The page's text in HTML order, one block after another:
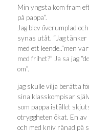
Min yngsta kom fram
på pappa”.
Jag blev överumplad
synas utåt. “Jag
med ett leende..”men
med frihet?” Ja sa jag
om”.
jag skulle vilja berätta
sina klasskompisar
som pappa istället
otryggheten ökat. En
och med kniv rånad på